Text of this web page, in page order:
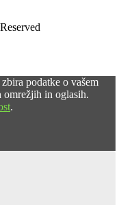
podatke o vašem
omrežjih in oglasih.
.